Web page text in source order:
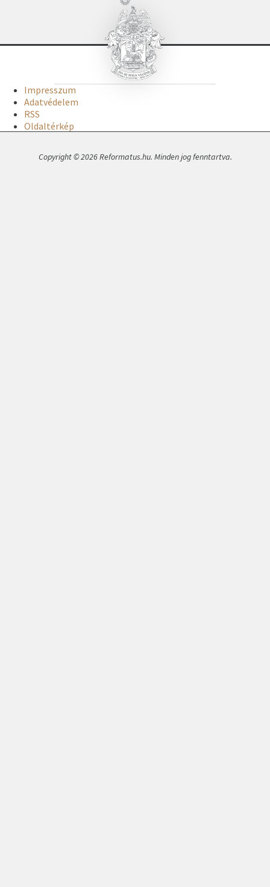
Impresszum
Adatvédelem
RSS
Oldaltérkép
Copyright © 2026 Reformatus.hu. Minden jog fenntartva.